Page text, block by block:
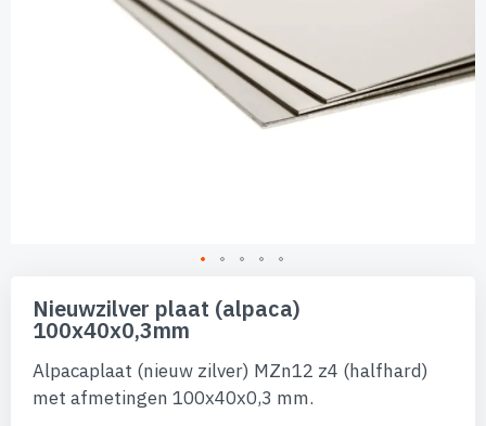
naar
begin
afbeeldingen-
Nieuwzilver plaat (alpaca)
100x40x0,3mm
Alpacaplaat (nieuw zilver) MZn12 z4 (halfhard)
met afmetingen 100x40x0,3 mm.